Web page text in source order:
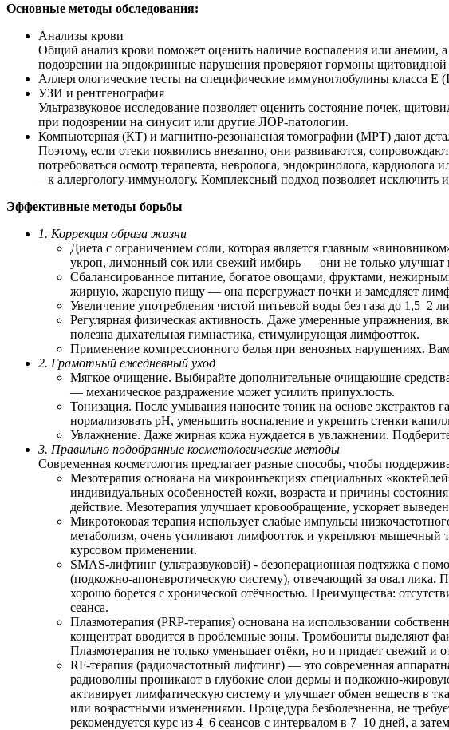
Основные методы обследования:
Анализы крови
Общий анализ крови поможет оценить наличие воспаления или анемии,
подозрении на эндокринные нарушения проверяют гормоны
Аллергологические тесты на специфические иммуноглобулины класса E
УЗИ и рентгенография
Ультразвуковое исследование позволяет оценить состояние почек,
при подозрении на синусит или другие ЛОР-патологии.
Компьютерная (КТ) и магнитно-резонансная томографии (МРТ) дают
Поэтому, если отеки появились внезапно, они развиваются,
потребоваться осмотр терапевта, невролога, эндокринолога,
– к аллергологу-иммунологу. Комплексный подход позволяет исключить
Эффективные методы борьбы
1. Коррекция образа жизни
Диета с ограничением соли, которая является главным
укроп, лимонный сок или свежий имбирь — они не только
Сбалансированное питание, богатое овощами, фруктами,
жирную, жареную пищу — она перегружает почки и замедляет
Увеличение употребления чистой питьевой воды без газа до 1,5–2
Регулярная физическая активность. Даже умеренные
полезна дыхательная гимнастика, стимулирующая лимфоотток.
Применение компрессионного белья при венозных нарушениях.
2. Грамотный ежедневный уход
Мягкое очищение. Выбирайте дополнительные очищающие
— механическое раздражение может усилить припухлость.
Тонизация. После умывания наносите тоник на основе экстрактов
нормализовать pH, уменьшить воспаление и укрепить стенки
Увлажнение. Даже жирная кожа нуждается в увлажнении.
3. Правильно подобранные косметологические методы
Современная косметология предлагает разные способы, чтобы
Мезотерапия основана на микроинъекциях специальных
индивидуальных особенностей кожи, возраста и причины
действие. Мезотерапия улучшает кровообращение, ускоряет
Микротоковая терапия использует слабые импульсы
метаболизм, очень усиливают лимфоотток и укрепляют мышечный
курсовом применении.
SMAS-лифтинг (ультразвуковой) - безоперационная подтяжка с
(подкожно-апоневротическую систему), отвечающий за овал
хорошо борется с хронической отёчностью. Преимущества:
сеанса.
Плазмотерапия (PRP-терапия) основана на использовании
концентрат вводится в проблемные зоны. Тромбоциты выделяют
Плазмотерапия не только уменьшает отёки, но и придает свежий и
RF-терапия (радиочастотный лифтинг) — это современная
радиоволны проникают в глубокие слои дермы и подкожно-
активирует лимфатическую систему и улучшает обмен веществ в
или возрастными изменениями. Процедура безболезненна, не
рекомендуется курс из 4–6 сеансов с интервалом в 7–10 дней, а